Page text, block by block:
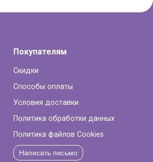
Покупателям
Скидки
Способы оплаты
Условия доставки
Политика обработки данных
Политика файлов Cookies
Написать письмо